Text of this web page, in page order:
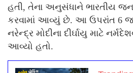
હતી, તેના અનુસંધાને ભારતીય જનતા
કરવામાં આવ્યું છે. આ ઉપરાંત 6
નરેન્દ્ર મોદીના દીર્ઘાયુ માટે
આવ્યો હતો.